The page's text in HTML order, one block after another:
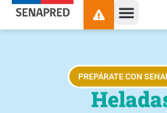
contenido
PREPÁRATE CON